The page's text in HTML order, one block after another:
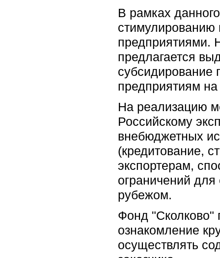
В рамках
предприятиями.
предлагается
предприятиям
На реализацию
Российскому
внебюджетных
(кредитование,
экспортерам,
ограничений для
рубежом.
Фонд "Сколково"
ознакомление
осуществлять